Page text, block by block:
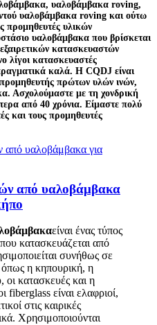
υαλοβάμβακα roving,
υαλοβάμβακα roving και ούτω
προμηθευτές υλικών
υαλοβάμβακα που βρίσκεται
κατασκευαστών
λίγοι κατασκευαστές
καλά. Η CQDJ είναι
πρώτων υλών ινών,
Ασχολούμαστε με τη χονδρική
από 40 χρόνια. Είμαστε πολύ
και τους προμηθευτές
από υαλοβάμβακα
είναι ένας τύπος
κατασκευάζεται από
συνήθως σε
η κηπουρική, η
οι κατασκευές και η
fiberglass είναι ελαφριοί,
στις καιρικές
Χρησιμοποιούνται